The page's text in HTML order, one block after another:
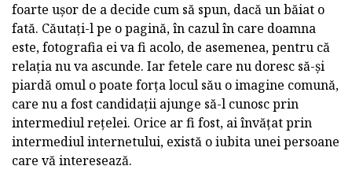
foarte ușor de a decide cum să spun, dacă un băiat o
fată. Căutați-l pe o pagină, în cazul în care doamna
este, fotografia ei va fi acolo, de asemenea, pentru că
relația nu va ascunde. Iar fetele care nu doresc să-și
piardă omul o poate forța locul său o imagine comună,
care nu a fost candidații ajunge să-l cunosc prin
intermediul rețelei. Orice ar fi fost, ai învățat prin
intermediul internetului, există o iubita unei persoane
care vă interesează.